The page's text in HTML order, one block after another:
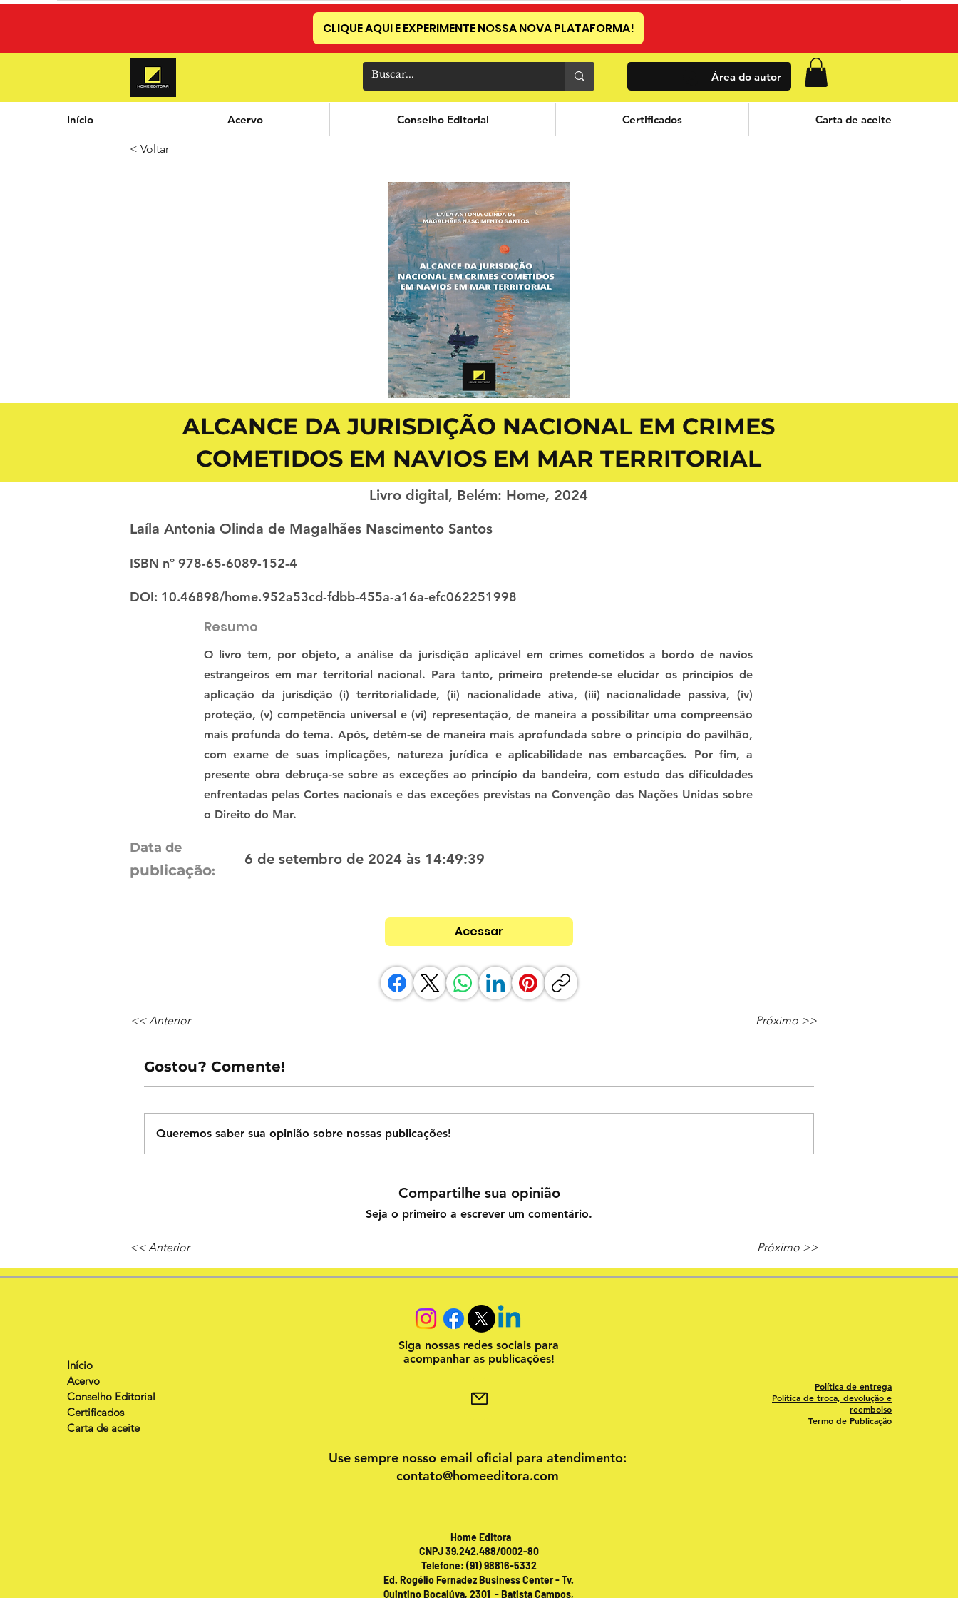
Área do autor
CLIQUE AQUI E EXPERIMENTE NOSSA NOVA PLATAFORMA!
Início Acervo Conselho Editorial Certificados Carta de aceite
< Voltar
ALCANCE DA JURISDIÇÃO NACIONAL EM CRIMES
COMETIDOS EM NAVIOS EM MAR TERRITORIAL
Livro digital, Belém: Home, 2024
Laíla Antonia Olinda de Magalhães Nascimento Santos
ISBN nº 978-65-6089-152-4
DOI: 10.46898/home.952a53cd-fdbb-455a-a16a-efc062251998
Resumo
O livro tem, por objeto, a análise da jurisdição aplicável em crimes cometidos a bordo de navios
estrangeiros em mar territorial nacional. Para tanto, primeiro pretende-se elucidar os princípios de
aplicação da jurisdição (i) territorialidade, (ii) nacionalidade ativa, (iii) nacionalidade passiva, (iv)
proteção, (v) competência universal e (vi) representação, de maneira a possibilitar uma compreensão
mais profunda do tema. Após, detém-se de maneira mais aprofundada sobre o princípio do pavilhão,
com exame de suas implicações, natureza jurídica e aplicabilidade nas embarcações. Por fim, a
presente obra debruça-se sobre as exceções ao princípio da bandeira, com estudo das dificuldades
enfrentadas pelas Cortes nacionais e das exceções previstas na Convenção das Nações Unidas sobre
o Direito do Mar.
Data de
publicação:
6 de setembro de 2024 às 14:49:39
Acessar
<< Anterior Próximo >>
Gostou? Comente!
Queremos saber sua opinião sobre nossas publicações!
Compartilhe sua opinião
Seja o primeiro a escrever um comentário.
<< Anterior Próximo >>
Início
Acervo
Conselho Editorial
Certificados
Carta de aceite
Siga nossas redes sociais para
acompanhar as publicações!
Política de entrega
Política de troca, devolução e
reembolso
Termo de Publicação
Use sempre nosso email oficial para atendimento:
contato@homeeditora.com
Home Editora
CNPJ 39.242.488/0002-80
Telefone: (91) 98816-5332
Ed. Rogélio Fernadez Business Center - Tv.
Quintino Bocaiúva, 2301 - Batista Campos,